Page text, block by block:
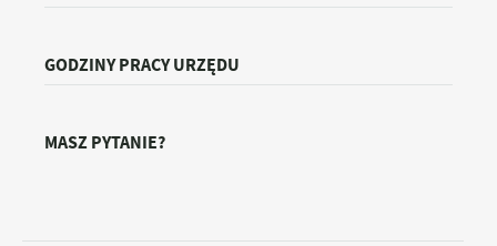
GODZINY PRACY URZĘDU
MASZ PYTANIE?